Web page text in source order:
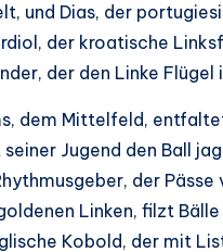
und Dias, der
der kroatische
der den Linke Flügel
dem Mittelfeld,
Jugend den Ball
der
Linken, filzt
Kobold, der mit